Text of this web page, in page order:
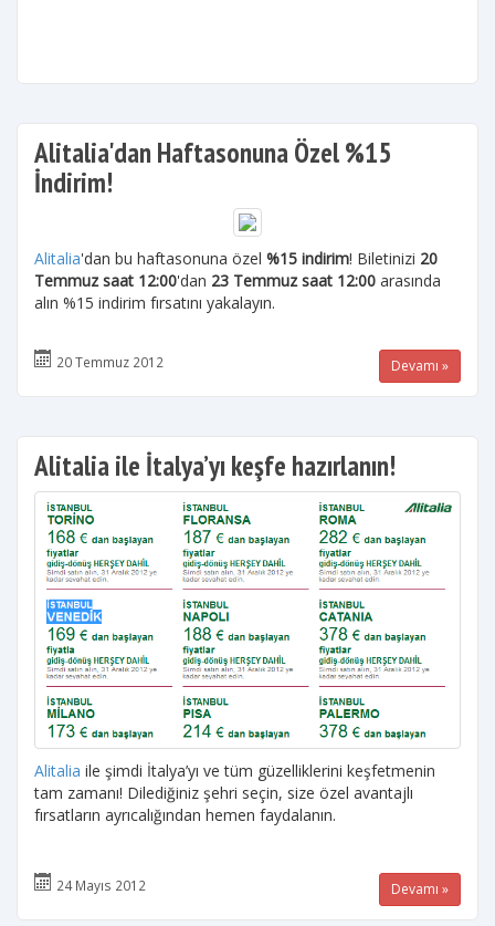
Alitalia'dan Haftasonuna Özel %15
İndirim!
Alitalia'dan bu haftasonuna özel %15 indirim! Biletinizi 20
Temmuz saat 12:00'dan 23 Temmuz saat 12:00 arasında
alın %15 indirim fırsatını yakalayın.
20 Temmuz 2012 Devamı »
Alitalia ile İtalya’yı keşfe hazırlanın!
Alitalia ile şimdi İtalya’yı ve tüm güzelliklerini keşfetmenin
tam zamanı! Dilediğiniz şehri seçin, size özel avantajlı
fırsatların ayrıcalığından hemen faydalanın.
24 Mayıs 2012 Devamı »